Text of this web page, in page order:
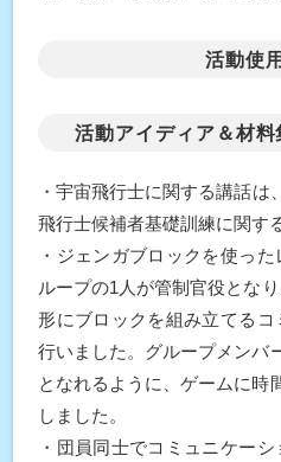
活動使
活動アイディア＆材料
・宇宙飛行士に関する講話
飛行士候補者基礎訓練に関す
・ジェンガブロックを使っ
ループの1人が管制官役とな
形にブロックを組み立てる
行いました。グループメンバ
となれるように、ゲームに時
しました。
・団員同士でコミュニケー